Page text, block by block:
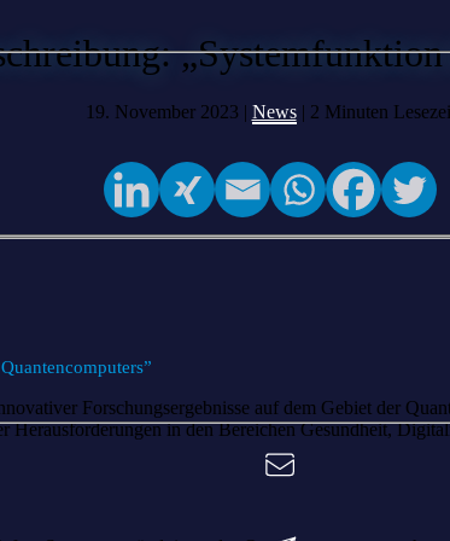
„Systemfunktion
19. November 2023 | News| 2 Minuten
Forschungsergebnisse auf dem Gebiet der
in den Bereichen Gesundheit,